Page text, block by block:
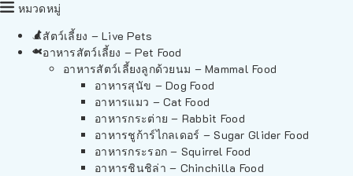
หมวดหมู่
สัตว์เลี้ยง – Live Pets
อาหารสัตว์เลี้ยง – Pet Food
อาหารสัตว์เลี้ยงลูกด้วยนม – Mammal Food
อาหารสุนัข – Dog Food
อาหารแมว – Cat Food
อาหารกระต่าย – Rabbit Food
อาหารชูก้าร์ไกลเดอร์ – Sugar Glider Food
อาหารกระรอก – Squirrel Food
อาหารชินชิล่า – Chinchilla Food